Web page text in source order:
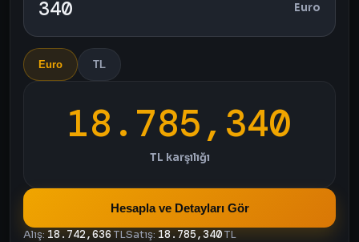
Euro
Euro TL
18.785,340
TL karşılığı
Hesapla ve Detayları Gör
Alış: 18.742,636 TLSatış: 18.785,340TL